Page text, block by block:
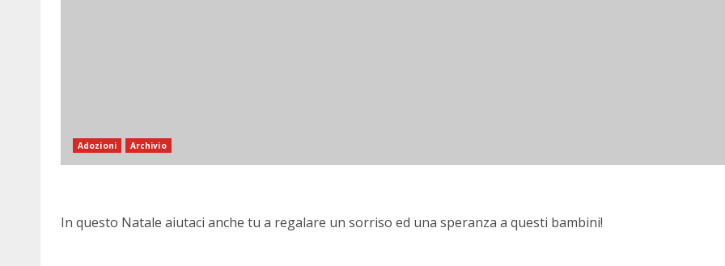
Adozioni Archivio
In questo Natale aiutaci anche tu a regalare un sorriso ed una speranza a questi bambini!